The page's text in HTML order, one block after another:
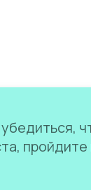
пройдите